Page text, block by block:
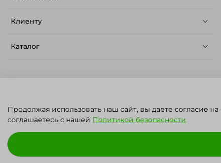
Клиенту
Каталог
2023.Карта сайта.Политика конфиденциальности
ПН - ПТ: 09:00 - 17:00
ИП Решетников Владимир Юрьевич
ИНН: 180401751350
Продолжая использовать наш сайт, вы даете согласие
соглашаетесь с нашей Политикой безопасности